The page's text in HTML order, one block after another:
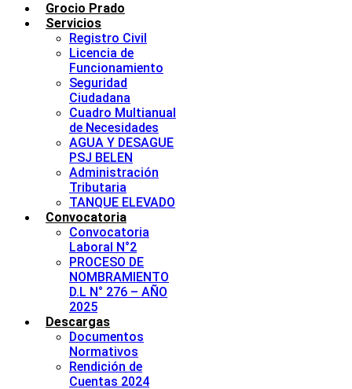
Grocio Prado
Servicios
Registro Civil
Licencia de
Funcionamiento
Seguridad
Ciudadana
Cuadro Multianual
de Necesidades
AGUA Y DESAGUE
PSJ BELEN
Administración
Tributaria
TANQUE ELEVADO
Convocatoria
Convocatoria
Laboral N°2
PROCESO DE
NOMBRAMIENTO
D.L N° 276 – AÑO
2025
Descargas
Documentos
Normativos
Rendición de
Cuentas 2024